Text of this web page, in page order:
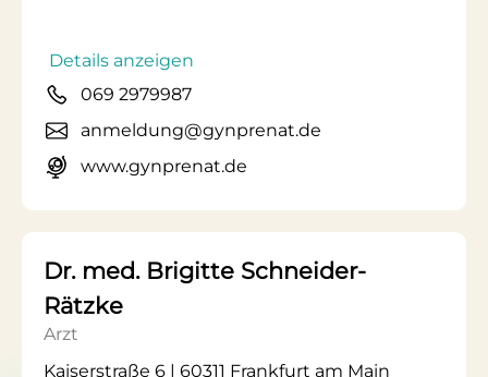
Details anzeigen
069 2979987
anmeldung@gynprenat.de
www.gynprenat.de
Dr. med. Brigitte Schneider-
Rätzke
Arzt
Kaiserstraße 6 | 60311 Frankfurt am Main